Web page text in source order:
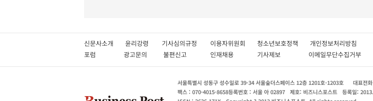
신문사소개 윤리강령 기사심의규정 이용자위원회 청소년보호정책 개인정보처리방침
포럼
광고문의 불편신고 인재채용 기사제보 이메일무단수집거부
서울특별시 성동구 성수일로 39-34 서울숲더스페이스 12층 1201호-1203호 대표전
팩스 : 070-4015-8658등록번호 : 서울 아 02897 제호: 비즈니스포스트 등록일: